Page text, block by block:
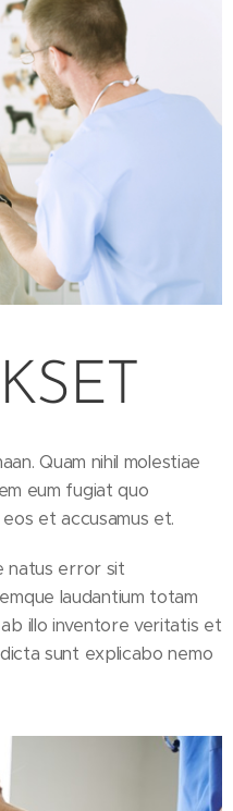
Quam nihil molestiae
eum fugiat quo
et accusamus et.
natus error sit
laudantium totam
illo inventore veritatis et
sunt explicabo nemo